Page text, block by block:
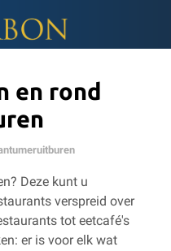
en rond
Deze kunt u
verspreid over
tot eetcafé's
er is voor elk wat